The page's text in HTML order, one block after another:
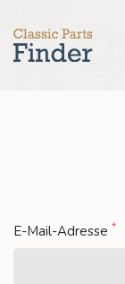
E-Mail-Adresse *